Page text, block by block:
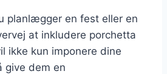
planlægger en fest eller en
at inkludere porchetta
ikke kun imponere dine
give dem en